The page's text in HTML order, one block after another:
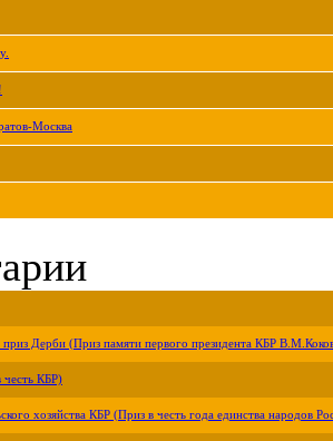
Москва
приз Дерби (Приз памяти первого президента КБР
честь КБР)
хозяйства КБР (Приз в честь года единства народов